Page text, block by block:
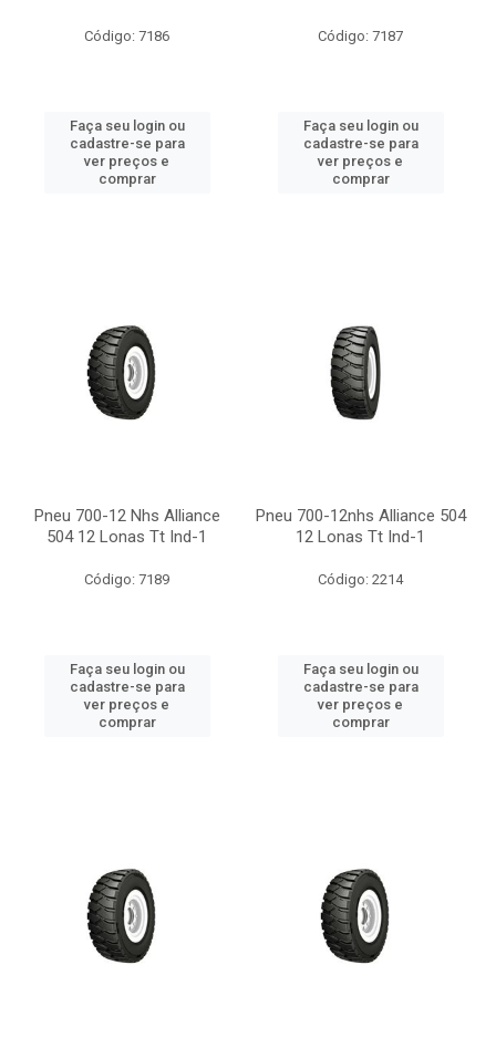
Código: 7186
Faça seu login ou
cadastre-se para
ver preços e
comprar
Código: 7187
Faça seu login ou
cadastre-se para
ver preços e
comprar
Pneu 700-12 Nhs Alliance
504 12 Lonas Tt Ind-1
Código: 7189
Faça seu login ou
cadastre-se para
ver preços e
comprar
Pneu 700-12nhs Alliance 504
12 Lonas Tt Ind-1
Código: 2214
Faça seu login ou
cadastre-se para
ver preços e
comprar